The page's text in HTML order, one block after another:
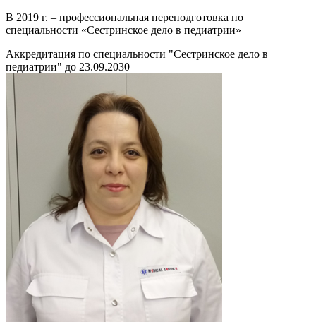
В 2019 г. – профессиональная переподготовка по
специальности «Сестринское дело в педиатрии»
Аккредитация по специальности "Сестринское дело в
педиатрии" до 23.09.2030